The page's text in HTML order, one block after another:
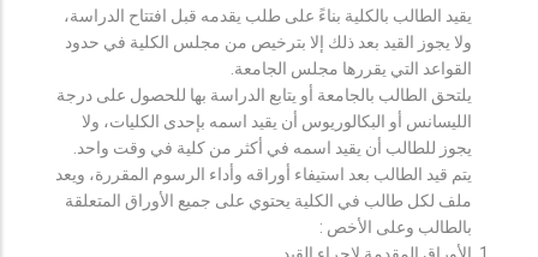
يقيد الطالب بالكلية بناءً على طلب يقدمه قبل افتتاح الدراسة،
ولا يجوز القيد بعد ذلك إلا بترخيص من مجلس الكلية في حدود
القواعد التي يقررها مجلس الجامعة.
يلتحق الطالب بالجامعة أو يتابع الدراسة بها للحصول على درجة
الليسانس أو البكالوريوس أن يقيد اسمه بإحدى الكليات، ولا
يجوز للطالب أن يقيد اسمه في أكثر من كلية في وقت واحد.
يتم قيد الطالب بعد استيفاء أوراقه وأداء الرسوم المقررة، ويعد
ملف لكل طالب في الكلية يحتوي على جميع الأوراق المتعلقة
بالطالب وعلى الأخص :
الأوراق المقدمة لإجراء القيد.